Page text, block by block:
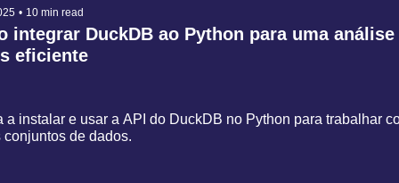
• 10 min read
integrar DuckDB ao Python para uma análise
eficiente
a instalar e usar a API do DuckDB no Python para trabalhar
conjuntos de dados.